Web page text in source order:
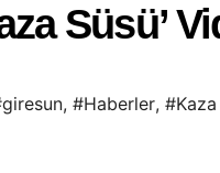
Süsü’
, #Haberler, #Kaza